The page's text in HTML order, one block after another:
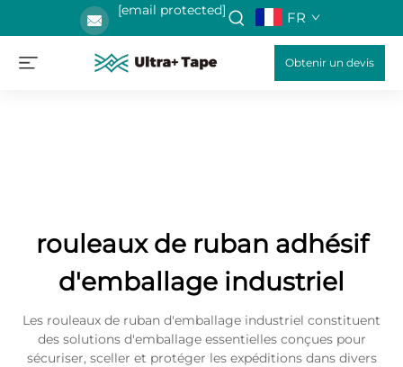
[email protected] FR
Obtenir un devis
rouleaux de ruban adhésif
d'emballage industriel
Les rouleaux de ruban d'emballage industriel constituent
des solutions d'emballage essentielles conçues pour
sécuriser, sceller et protéger les expéditions dans divers